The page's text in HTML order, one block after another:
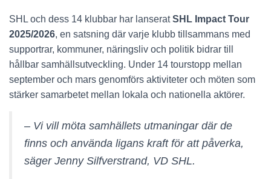
SHL och dess 14 klubbar har lanseratSHL Impact Tour
2025/2026, en satsning där varje klubb tillsammans med
supportrar, kommuner, näringsliv och politik bidrar till
hållbar samhällsutveckling. Under 14 tourstopp mellan
september och mars genomförs aktiviteter och möten som
stärker samarbetet mellan lokala och nationella aktörer.
– Vi vill möta samhällets utmaningar där de
finns och använda ligans kraft för att påverka,
säger Jenny Silfverstrand, VD SHL.